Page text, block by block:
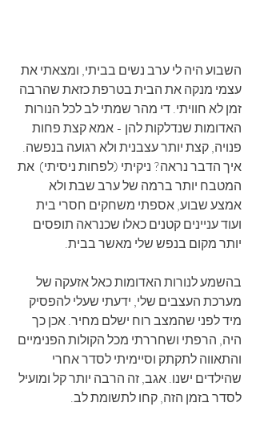
השבוע היה לי ערב נשים בביתי, ומצאתי את
עצמי מנקה את הבית בטרפת כזאת שהרבה
זמן לא חוויתי. די מהר שמתי לב לכל הנורות
האדומות שנדלקות להן - אמא קצת פחות
פנויה, קצת יותר עצבנית ולא רגועה בנפשה.
איך הדבר נראה? ניקיתי (לפחות ניסיתי)  את
המטבח יותר ברמה של ערב שבת ולא
אמצע שבוע, אספתי משחקים חסרי בית
ועוד עניינים קטנים כאלו שכנראה תופסים
יותר מקום בנפש שלי מאשר בבית.
בהשמע לנורות האדומות כאל אזעקה של
מערכת העצבים שלי, ידעתי שעלי להפסיק
מיד לפני שהמצב רוח ישלם מחיר. אכן כך
היה, הרפתי ושחררתי מכל הקולות הפנימיים
והתאווה לתקתק וסיימיתי לסדר אחרי
שהילדים ישנו. אגב, זה הרבה יותר קל ומועיל
לסדר בזמן הזה, קחו לתשומת לב.